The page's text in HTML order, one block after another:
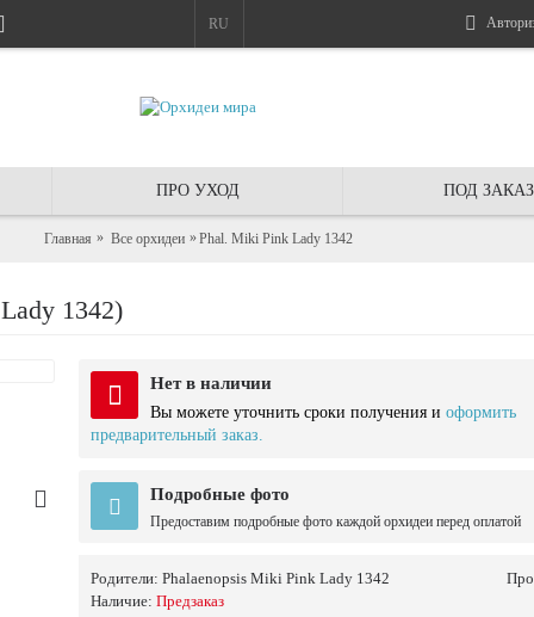
RU
ПРО УХОД ПОД ЗАКАЗ
Главная Все орхидеи Phal. Miki Pink Lady 1342
1342)
Нет в наличии
Вы можете уточнить сроки получения и оформить
предварительный заказ.
Подробные фото
Предоставим подробные фото каждой орхидеи перед оплатой
Родители: Phalaenopsis Miki Pink Lady 1342
Наличие: Предзаказ